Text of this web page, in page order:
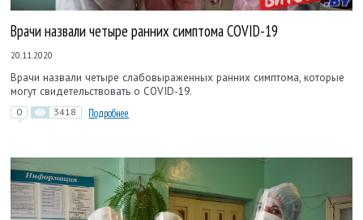
Врачи назвали четыре ранних симптома COVID-19
20.11.2020
Врачи назвали четыре слабовыраженных ранних симптома, которые
могут свидетельствовать о COVID-19.
0 3418 Подробнее